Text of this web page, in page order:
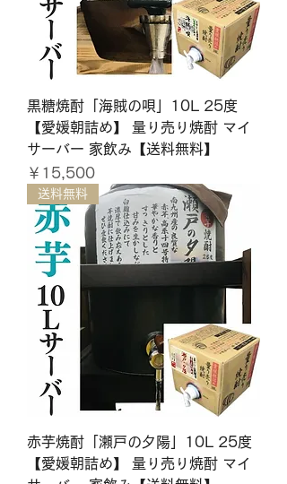
黒糖焼酎「海賊の唄」10L 25度
【愛媛朝詰め】 量り売り焼酎 マイ
サーバー 家飲み【送料無料】
価格
￥15,500
送料無料
赤芋焼酎「瀬戸の夕陽」10L 25度
【愛媛朝詰め】 量り売り焼酎 マイ